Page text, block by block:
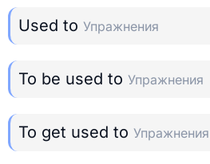
Used to Упражнения
To be used to Упражнения
To get used to Упражнения